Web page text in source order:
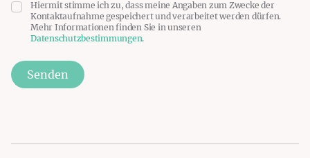
Hiermit stimme ich zu, dass meine Angaben zum Zwecke der
Kontaktaufnahme gespeichert und verarbeitet werden dürfen.
Mehr Informationen finden Sie in unseren
Datenschutzbestimmungen.
Senden